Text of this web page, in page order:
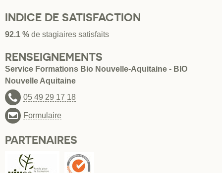
INDICE DE SATISFACTION
92.1 % de stagiaires satisfaits
RENSEIGNEMENTS
Service Formations Bio Nouvelle-Aquitaine - BIO
Nouvelle Aquitaine
05 49 29 17 18
Formulaire
PARTENAIRES